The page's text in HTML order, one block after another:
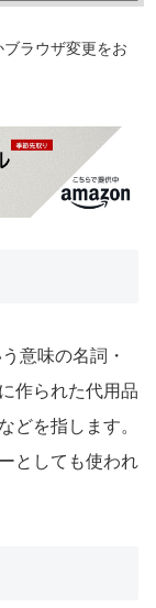
ラウザ変更をお
意味の名詞・
作られた代用品
どを指します。
としても使われ